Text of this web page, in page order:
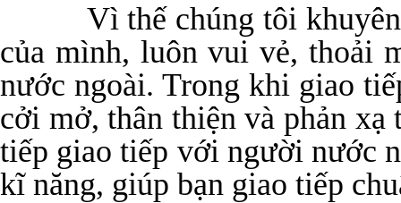
Vì thế chúng tôi khuyên
của mình, luôn vui vẻ, thoải
nước ngoài. Trong khi giao
cởi mở, thân thiện và phản
tiếp giao tiếp với người nước
kĩ năng, giúp bạn giao tiếp